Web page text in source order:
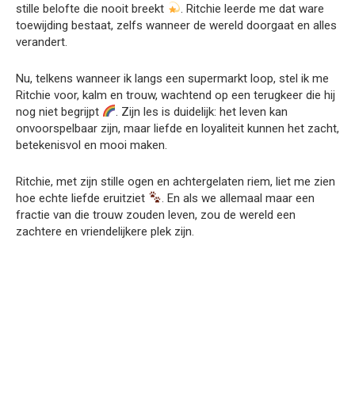
stille belofte die nooit breekt
. Ritchie leerde me dat ware
toewijding bestaat, zelfs wanneer de wereld doorgaat en alles
verandert.
Nu, telkens wanneer ik langs een supermarkt loop, stel ik me
Ritchie voor, kalm en trouw, wachtend op een terugkeer die hij
nog niet begrijpt
. Zijn les is duidelijk: het leven kan
onvoorspelbaar zijn, maar liefde en loyaliteit kunnen het zacht,
betekenisvol en mooi maken.
Ritchie, met zijn stille ogen en achtergelaten riem, liet me zien
hoe echte liefde eruitziet
. En als we allemaal maar een
fractie van die trouw zouden leven, zou de wereld een
zachtere en vriendelijkere plek zijn.